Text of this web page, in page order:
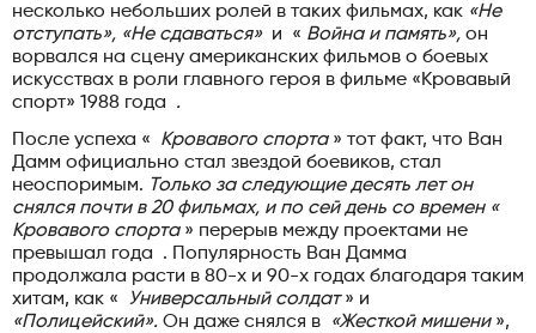
несколько небольших ролей в таких фильмах, как «Не
отступать», «Не сдаваться» и « Война и память», он
ворвался на сцену американских фильмов о боевых
искусствах в роли главного героя в фильме «Кровавый
спорт» 1988 года .
После успеха « Кровавого спорта» тот факт, что Ван
Дамм официально стал звездой боевиков, стал
неоспоримым. Только за следующие десять лет он
снялся почти в 20 фильмах, и по сей день со времен «
Кровавого спорта» перерыв между проектами не
превышал года . Популярность Ван Дамма
продолжала расти в 80-х и 90-х годах благодаря таким
хитам, как « Универсальный солдат» и
«Полицейский». Он даже снялся в «Жесткой мишени»,